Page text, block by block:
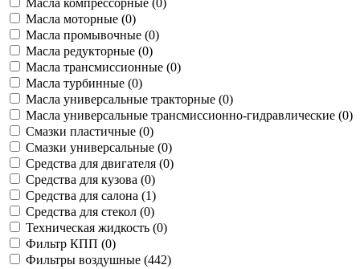
Масла компрессорные (0)
Масла моторные (0)
Масла промывочные (0)
Масла редукторные (0)
Масла трансмиссионные (0)
Масла турбинные (0)
Масла универсальные тракторные (0)
Масла универсальные трансмиссионно-гидравлические (0)
Смазки пластичные (0)
Смазки универсальные (0)
Средства для двигателя (0)
Средства для кузова (0)
Средства для салона (1)
Средства для стекол (0)
Техническая жидкость (0)
Фильтр КПП (0)
Фильтры воздушные (442)